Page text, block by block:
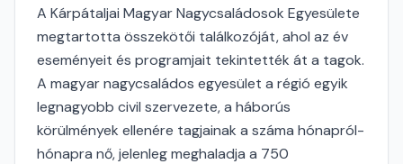
A Kárpátaljai Magyar Nagycsaládosok Egyesülete
megtartotta összekötői találkozóját, ahol az év
eseményeit és programjait tekintették át a tagok.
A magyar nagycsaládos egyesület a régió egyik
legnagyobb civil szervezete, a háborús
körülmények ellenére tagjainak a száma hónapról-
hónapra nő, jelenleg meghaladja a 750